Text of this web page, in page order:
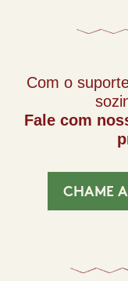
Com o
Fale com
CHAME